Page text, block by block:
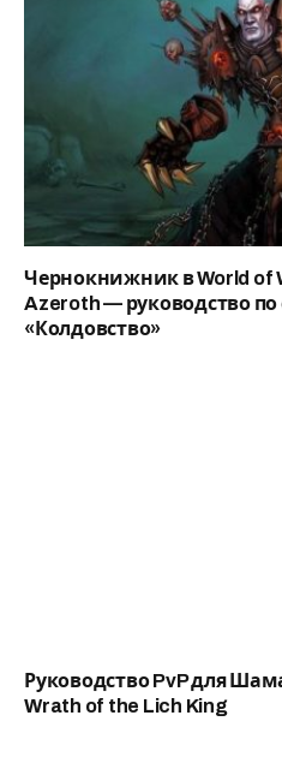
Чернокнижник в World of
Azeroth — руководство
«Колдовство»
Руководство PvP для
Wrath of the Lich King